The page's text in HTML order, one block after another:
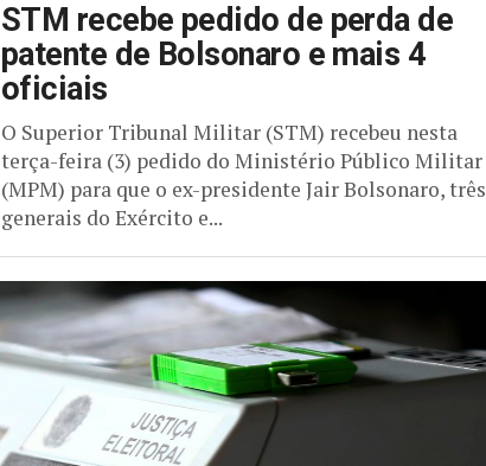
STM recebe pedido de perda de
patente de Bolsonaro e mais 4
oficiais
O Superior Tribunal Militar (STM) recebeu nesta
terça-feira (3) pedido do Ministério Público Militar
(MPM) para que o ex-presidente Jair Bolsonaro, três
generais do Exército e...